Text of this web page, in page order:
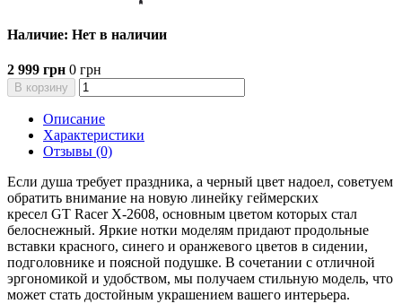
Наличие: Нет в наличии
2 999 грн 0 грн
В корзину
Описание
Характеристики
Отзывы (0)
Если душа требует праздника, а черный цвет надоел, советуем
обратить внимание на новую линейку геймерских
кресел GT Racer X-2608, основным цветом которых стал
белоснежный. Яркие нотки моделям придают продольные
вставки красного, синего и оранжевого цветов в сидении,
подголовнике и поясной подушке. В сочетании с отличной
эргономикой и удобством, мы получаем стильную модель, что
может стать достойным украшением вашего интерьера.